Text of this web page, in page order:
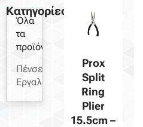
Κατηγορίες
Όλα
τα
προϊόντα
Πένσες-
Εργαλεία
Prox
Split
Ring
Plier
15.5cm –